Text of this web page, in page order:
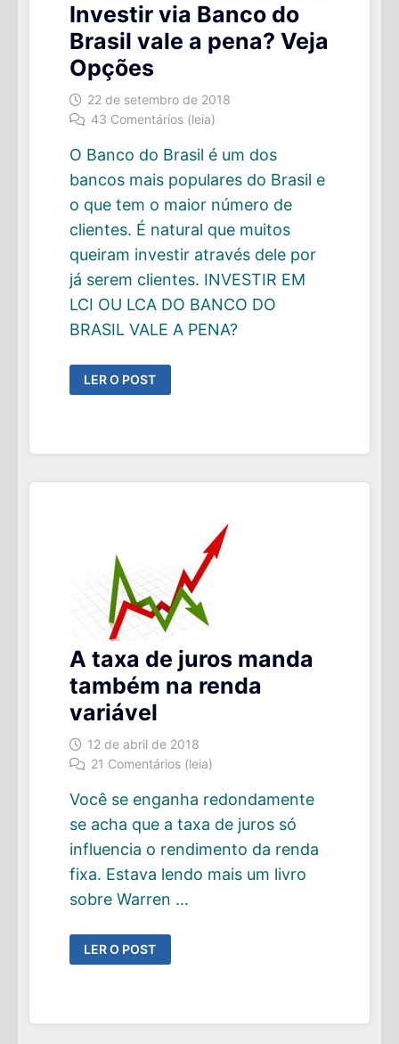
Investir via Banco do
Brasil vale a pena? Veja
Opções
22 de setembro de 2018
43 Comentários (leia)
O Banco do Brasil é um dos
bancos mais populares do Brasil e
o que tem o maior número de
clientes. É natural que muitos
queiram investir através dele por
já serem clientes. INVESTIR EM
LCI OU LCA DO BANCO DO
BRASIL VALE A PENA?
INVESTIR
VIA
BANCO
PENA?
OPÇÕES
LER O POST
A taxa de juros manda
também na renda
variável
12 de abril de 2018
21 Comentários (leia)
Você se enganha redondamente
se acha que a taxa de juros só
influencia o rendimento da renda
fixa. Estava lendo mais um livro
sobre Warren …
A
TAXA
DE
RENDA
LER O POST